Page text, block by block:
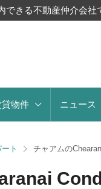
できる不動産仲介会社
貸物件 ニュース
ト チャアムの